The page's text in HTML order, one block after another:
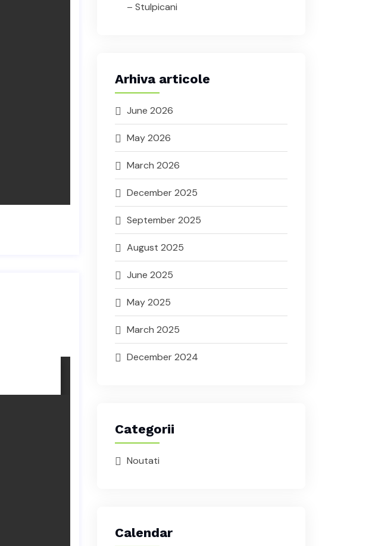
– Stulpicani
Arhiva articole
June 2026
May 2026
March 2026
December 2025
September 2025
August 2025
June 2025
May 2025
March 2025
December 2024
Categorii
Noutati
Calendar